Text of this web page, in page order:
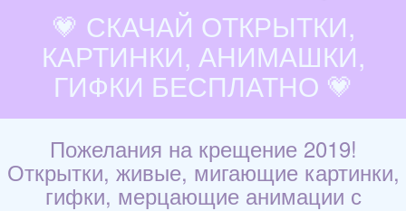
💗 СКАЧАЙ ОТКРЫТКИ,
КАРТИНКИ, АНИМАШКИ,
ГИФКИ БЕСПЛАТНО 💗
Пожелания на крещение 2019!
Открытки, живые, мигающие картинки,
гифки, мерцающие анимации с